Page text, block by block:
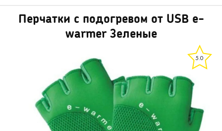
Перчатки с подогревом от USB e-
warmer Зеленые
5.0